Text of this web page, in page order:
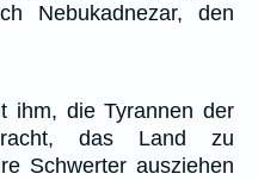
Nebukadnezar, den
ihm, die Tyrannen der
das Land zu
Schwerter ausziehen